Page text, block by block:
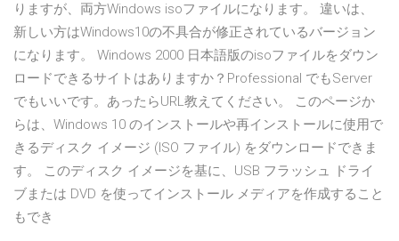
りますが、両方Windows isoファイルになります。 違いは、
新しい方はWindows10の不具合が修正されているバージョン
になります。 Windows 2000 日本語版のisoファイルをダウン
ロードできるサイトはありますか？Professional でもServer
でもいいです。あったらURL教えてください。 このページか
らは、Windows 10 のインストールや再インストールに使用で
きるディスク イメージ (ISO ファイル) をダウンロードできま
す。 このディスク イメージを基に、USB フラッシュ ドライ
ブまたは DVD を使ってインストール メディアを作成すること
もでき